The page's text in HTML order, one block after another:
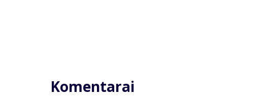
Komentarai